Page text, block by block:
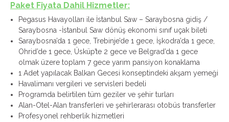
Paket Fiyata Dahil Hizmetler:
Pegasus Havayolları ile İstanbul Saw – Saraybosna gidiş /
Saraybosna -İstanbul Saw dönüş ekonomi sınıf uçak bileti
Saraybosna’da 1 gece, Trebinje’de 1 gece, İşkodra’da 1 gece,
Ohrid’de 1 gece, Üsküp’te 2 gece ve Belgrad’da 1 gece
olmak üzere toplam 7 gece yarım pansiyon konaklama
1 Adet yapılacak Balkan Gecesi konseptindeki akşam yemeği
Havalimanı vergileri ve servisleri bedeli
Programda belirtilen tüm geziler ve şehir turları
Alan-Otel-Alan transferleri ve şehirlerarası otobüs transferler
Profesyonel rehberlik hizmetleri